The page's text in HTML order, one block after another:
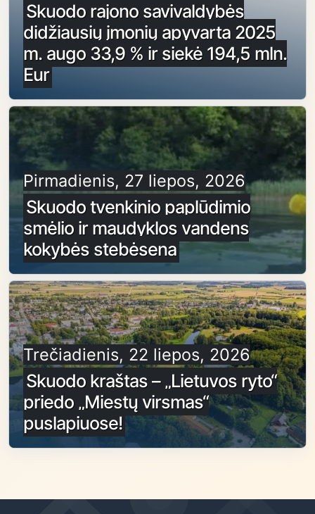
Skuodo rajono savivaldybės
didžiausių įmonių apyvarta 2025
m. augo 33,9 % ir siekė 194,5 mln.
Eur
Pirmadienis, 27 liepos, 2026
Skuodo tvenkinio paplūdimio
smėlio ir maudyklos vandens
kokybės stebėsena
Trečiadienis, 22 liepos, 2026
Skuodo kraštas – „Lietuvos ryto“
priedo „Miestų virsmas“
puslapiuose!